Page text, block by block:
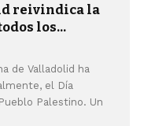
reivindica la
los...
de Valladolid ha
el Día
Palestino. Un